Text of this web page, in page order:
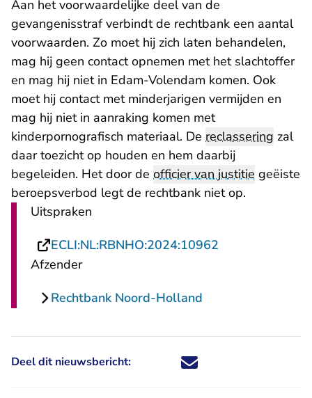
Aan het voorwaardelijke deel van de
gevangenisstraf verbindt de rechtbank een aantal
voorwaarden. Zo moet hij zich laten behandelen,
mag hij geen contact opnemen met het slachtoffer
en mag hij niet in Edam-Volendam komen. Ook
moet hij contact met minderjarigen vermijden en
mag hij niet in aanraking komen met
kinderpornografisch materiaal. De reclassering zal
daar toezicht op houden en hem daarbij
begeleiden. Het door de officier van justitie geëiste
beroepsverbod legt de rechtbank niet op.
Uitspraken
ECLI:NL:RBNHO:2024:10962
Afzender
Rechtbank Noord-Holland
Deel dit nieuwsbericht: Deel dit nieuwsbericht via X -
Deel dit nieuwsbericht via
Deel dit nieuwsbericht
Deel dit